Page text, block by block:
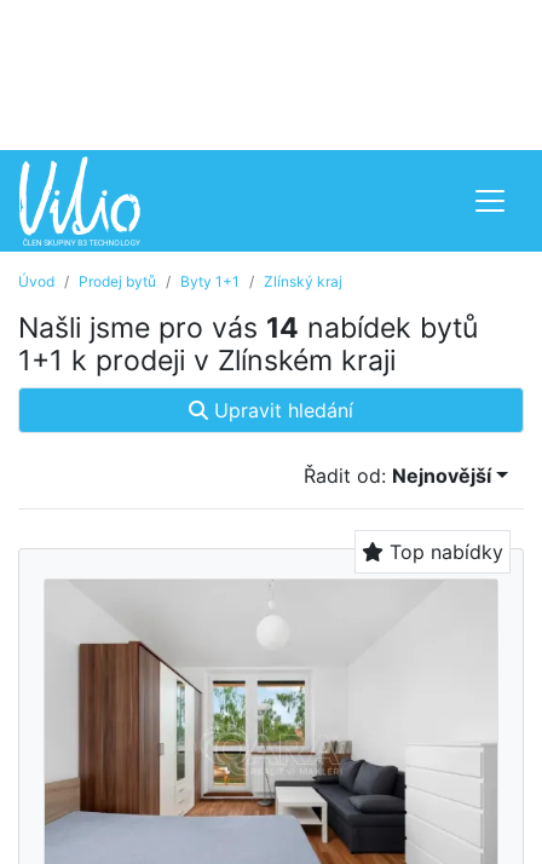
Úvod Prodej bytů Byty 1+1 Zlínský kraj
Našli jsme pro vás 14 nabídek bytů
1+1 k prodeji v Zlínském kraji
Upravit hledání
Řadit od: Nejnovější
Top nabídky